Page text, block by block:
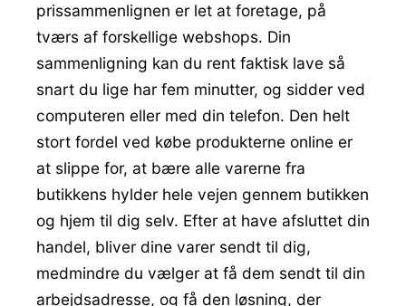
prissammenlignen er let at foretage, på
tværs af forskellige webshops. Din
sammenligning kan du rent faktisk lave så
snart du lige har fem minutter, og sidder ved
computeren eller med din telefon. Den helt
stort fordel ved købe produkterne online er
at slippe for, at bære alle varerne fra
butikkens hylder hele vejen gennem butikken
og hjem til dig selv. Efter at have afsluttet din
handel, bliver dine varer sendt til dig,
medmindre du vælger at få dem sendt til din
arbejdsadresse, og få den løsning, der